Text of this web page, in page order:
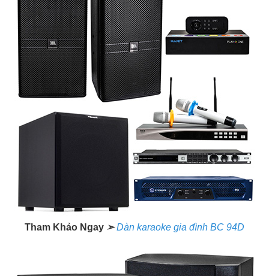
Tham Khảo Ngay ➣Dàn karaoke gia đình BC 94D